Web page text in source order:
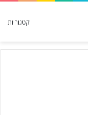
קטגוריות